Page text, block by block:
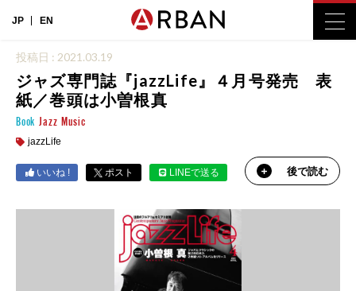
JP EN
投稿日 : 2021.03.19
ジャズ専門誌『jazzLife』４月号発売 表
紙／巻頭は小曽根真
Book Jazz Music
jazzLife
いいね ! ポスト LINEで送る 後で読む